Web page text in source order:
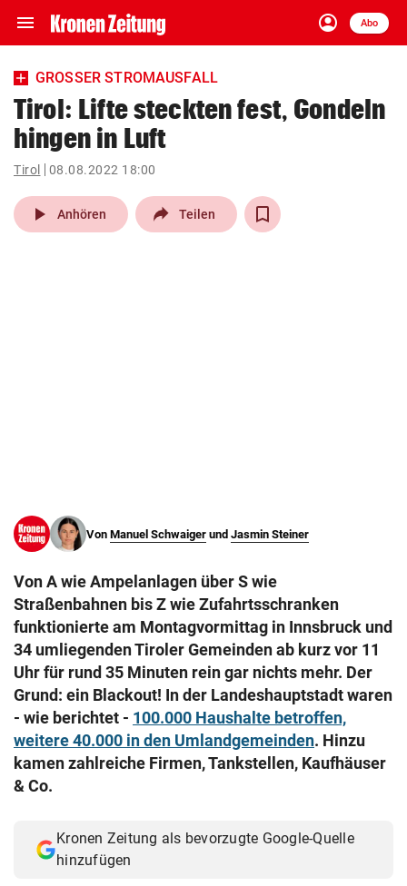
menu Navigation
ein-/ausklappen
account_circle
Anmelden
Abo
close Schließen
account_circle Anmelden
pin_drop
Wien arrow_right
GROSSER STROMAUSFALL
Tirol: Lifte steckten fest, Gondeln
hingen in Luft
Tirol 08.08.2022 18:00
play_arrow Anhören Teilen
Von Manuel Schwaiger und Jasmin Steiner
Von A wie Ampelanlagen über S wie
Straßenbahnen bis Z wie Zufahrtsschranken
funktionierte am Montagvormittag in Innsbruck und
34 umliegenden Tiroler Gemeinden ab kurz vor 11
Uhr für rund 35 Minuten rein gar nichts mehr. Der
Grund: ein Blackout! In der Landeshauptstadt waren
- wie berichtet - 100.000 Haushalte betroffen,
weitere 40.000 in den Umlandgemeinden. Hinzu
kamen zahlreiche Firmen, Tankstellen, Kaufhäuser
& Co.
Kronen Zeitung als bevorzugte Google-Quelle
hinzufügen